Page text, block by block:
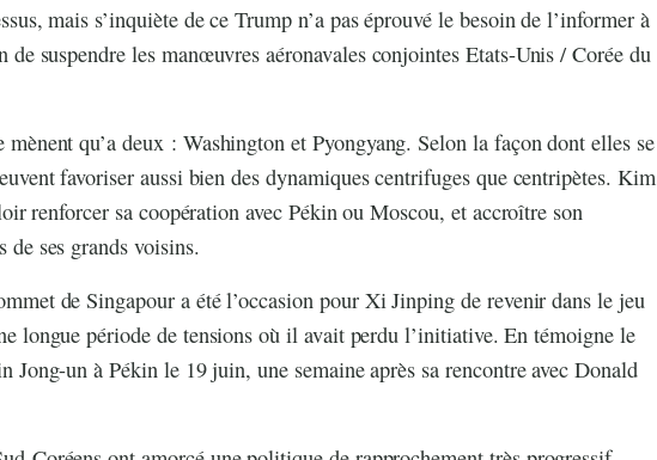
mais s’inquiète de ce Trump n’a pas éprouvé le besoin de l’informer à
de suspendre les manœuvres aéronavales conjointes Etats-Unis / Corée du
mènent qu’a deux : Washington et Pyongyang. Selon la façon dont elles se
favoriser aussi bien des dynamiques centrifuges que centripètes. Kim
renforcer sa coopération avec Pékin ou Moscou, et accroître son
de ses grands voisins.
de Singapour a été l’occasion pour Xi Jinping de revenir dans le jeu
longue période de tensions où il avait perdu l’initiative. En témoigne le
Jong-un à Pékin le 19 juin, une semaine après sa rencontre avec Donald